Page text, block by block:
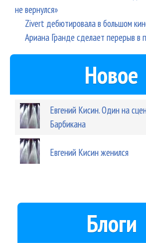
не вернулся»
Zivert дебютировала в большом
Ариана Гранде сделает перерыв в
Новое
Евгений Кисин. Один на
Барбикана
Евгений Кисин женился
Блоги